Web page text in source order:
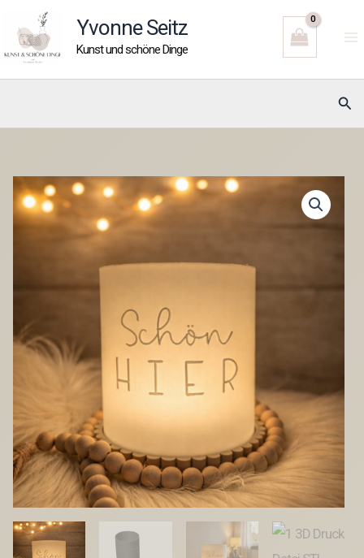
Inhalt
springen
Yvonne Seitz
Kunst und schöne Dinge